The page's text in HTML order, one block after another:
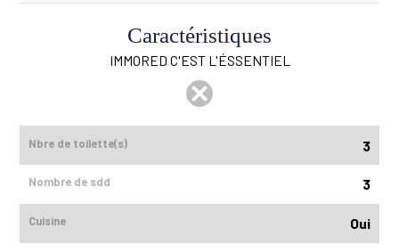
Caractéristiques
IMMORED C'EST L'ÉSSENTIEL
Nbre de toilette(s) 3
Nombre de sdd 3
Cuisine Oui